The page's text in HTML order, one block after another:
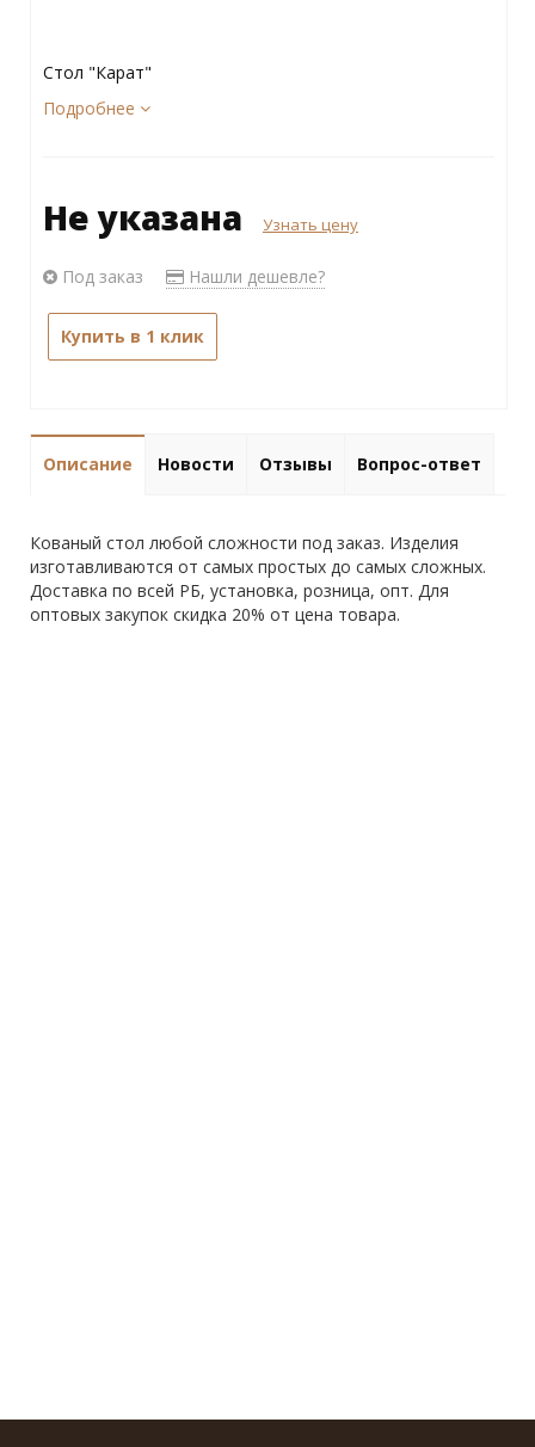
Стол "Карат"
Подробнее
Не указана Узнать цену
Под заказ Нашли дешевле?
Купить в 1 клик
Описание Новости Отзывы Вопрос-ответ
Кованый стол любой сложности под заказ. Изделия
изготавливаются от самых простых до самых сложных.
Доставка по всей РБ, установка, розница, опт. Для
оптовых закупок скидка 20% от цена товара.